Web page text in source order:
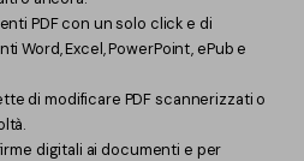
PDF con un solo click e di
Word, Excel, PowerPoint, ePub e
di modificare PDF scannerizzati o
digitali ai documenti e per